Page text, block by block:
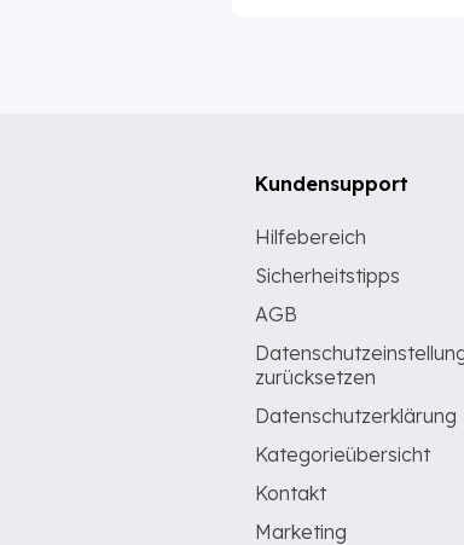
Kundensupport
Hilfebereich
Sicherheitstipps
AGB
zurücksetzen
Datenschutzerklärung
Kategorieübersicht
Kontakt
Marketing